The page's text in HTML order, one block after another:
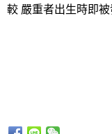
較 嚴重者出生時即被